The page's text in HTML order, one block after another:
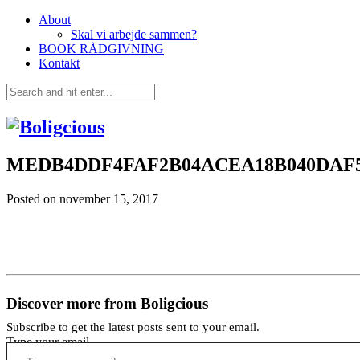
About
Skal vi arbejde sammen?
BOOK RÅDGIVNING
Kontakt
Posted on november 15, 2017
Discover more from Boligcious
Subscribe to get the latest posts sent to your email.
Type your email…